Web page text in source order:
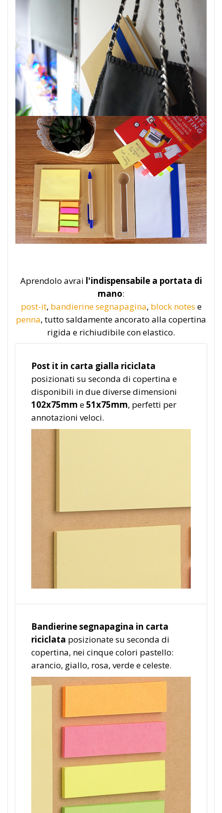
Aprendolo avrai l'indispensabile a portata di
mano:
post-it, bandierine segnapagina, block notes e
penna, tutto saldamente ancorato alla copertina
rigida e richiudibile con elastico.
Post it in carta gialla riciclata
posizionati su seconda di copertina e
disponibili in due diverse dimensioni
102x75mm e51x75mm, perfetti per
annotazioni veloci.
Bandierine segnapagina in carta
riciclata posizionate su seconda di
copertina, nei cinque colori pastello:
arancio, giallo, rosa, verde e celeste.